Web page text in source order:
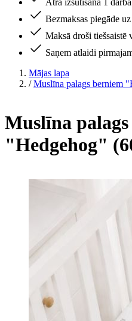
Ātra izsūtīšana 1
Bezmaksas piegāde
Maksā droši tiešsaistē
Saņem atlaidi
Mājas lapa
/ Muslīna palags berniem
Muslīna
"Hedgehog"